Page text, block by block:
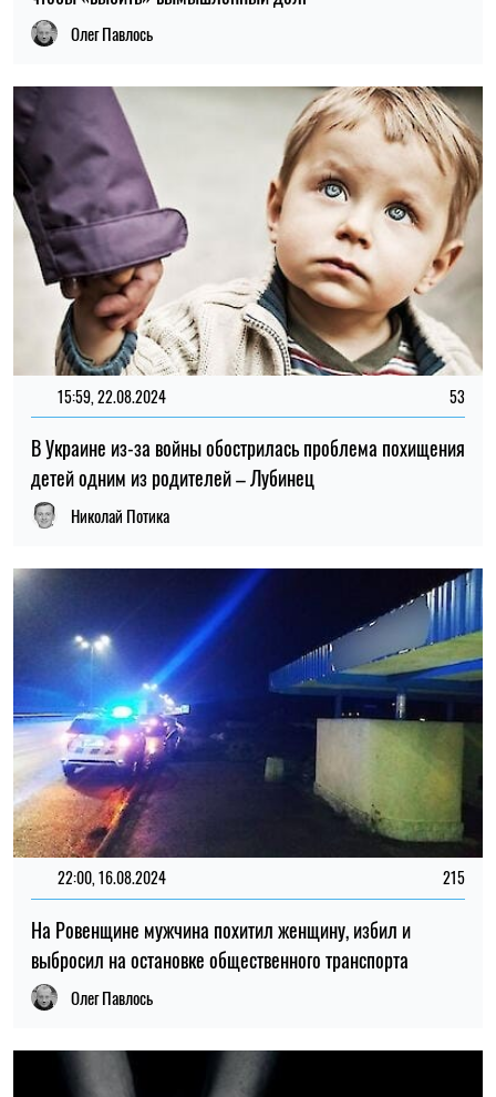
Олег Павлось
15:59, 22.08.2024 53
В Украине из-за войны обострилась проблема похищения
детей одним из родителей – Лубинец
Николай Потика
22:00, 16.08.2024 215
На Ровенщине мужчина похитил женщину, избил и
выбросил на остановке общественного транспорта
Олег Павлось